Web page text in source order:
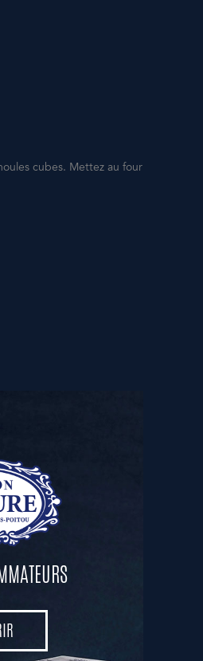
cubes. Mettez au four
reste du pâton.
tout avec une deuxième